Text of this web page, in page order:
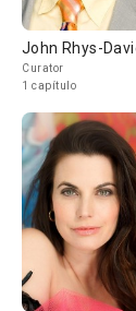
John Rhys-
Curator
1 capítulo